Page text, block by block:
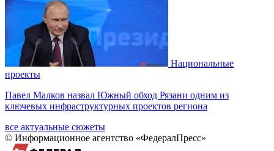
Национальные
проекты
Павел Малков назвал Южный обход Рязани одним из
ключевых инфраструктурных проектов региона
все актуальные сюжеты
© Информационное агентство «ФедералПресс»